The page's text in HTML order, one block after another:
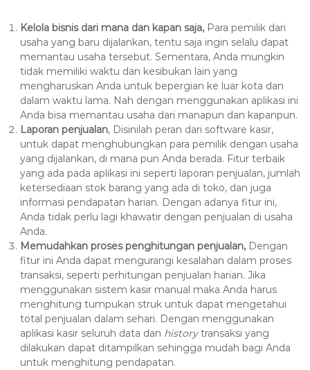
Kelola bisnis dari mana dan kapan saja, Para pemilik dari
usaha yang baru dijalankan, tentu saja ingin selalu dapat
memantau usaha tersebut. Sementara, Anda mungkin
tidak memiliki waktu dan kesibukan lain yang
mengharuskan Anda untuk bepergian ke luar kota dan
dalam waktu lama. Nah dengan menggunakan aplikasi ini
Anda bisa memantau usaha dari manapun dan kapanpun.
Laporan penjualan, Disinilah peran dari software kasir,
untuk dapat menghubungkan para pemilik dengan usaha
yang dijalankan, di mana pun Anda berada. Fitur terbaik
yang ada pada aplikasi ini seperti laporan penjualan, jumlah
ketersediaan stok barang yang ada di toko, dan juga
informasi pendapatan harian. Dengan adanya fitur ini,
Anda tidak perlu lagi khawatir dengan penjualan di usaha
Anda.
Memudahkan proses penghitungan penjualan, Dengan
fitur ini Anda dapat mengurangi kesalahan dalam proses
transaksi, seperti perhitungan penjualan harian. Jika
menggunakan sistem kasir manual maka Anda harus
menghitung tumpukan struk untuk dapat mengetahui
total penjualan dalam sehari. Dengan menggunakan
aplikasi kasir seluruh data dan historytransaksi yang
dilakukan dapat ditampilkan sehingga mudah bagi Anda
untuk menghitung pendapatan.